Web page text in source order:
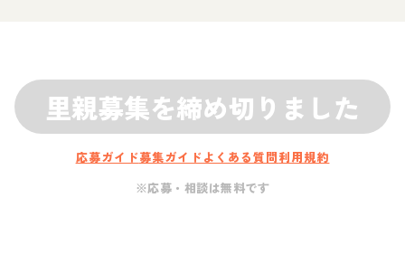
里親募集を締め切りました
応募ガイド募集ガイド よくある質問利用規約
※応募・相談は無料です